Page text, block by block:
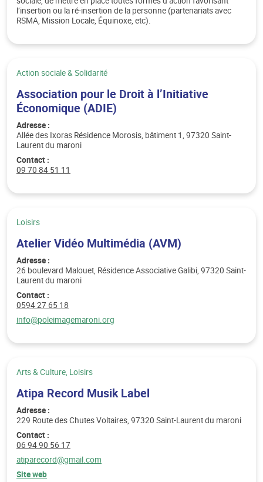
l’insertion ou la ré-insertion de la personne (partenariats avec
RSMA, Mission Locale, Équinoxe, etc).
Catégorie :
Action sociale & Solidarité
Association pour le Droit à l’Initiative
Économique (ADIE)
Adresse :
Allée des Ixoras Résidence Morosis, bâtiment 1, 97320 Saint-
Laurent du maroni
Contact :
Téléphone :
09 70 84 51 11
Catégorie :
Loisirs
Atelier Vidéo Multimédia (AVM)
Adresse :
26 boulevard Malouet, Résidence Associative Galibi, 97320 Saint-
Laurent du maroni
Contact :
Téléphone :
0594 27 65 18
Email :
info@poleimagemaroni.org
Catégorie :
Arts & Culture, Loisirs
Atipa Record Musik Label
Adresse :
229 Route des Chutes Voltaires, 97320 Saint-Laurent du maroni
Contact :
Téléphone :
06 94 90 56 17
Email :
atiparecord@gmail.com
Site web